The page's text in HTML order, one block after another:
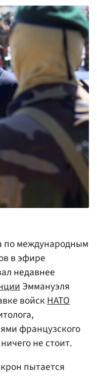
по международным
в эфире
недавнее
Эммануэля
войскНАТО
французского
не стоит.
пытается